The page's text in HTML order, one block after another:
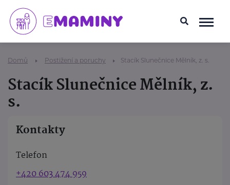
Domů Postižení a poruchy Stacík Slunečnice Mělník, z. s.
Stacík Slunečnice Mělník, z.
s.
Kontakty
Telefon
+420 603 474 959